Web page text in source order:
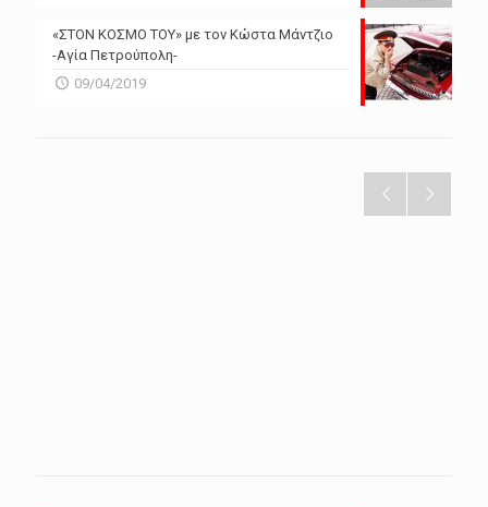
«ΣΤΟΝ ΚΟΣΜΟ ΤΟΥ» με τον Κώστα Μάντζιο
-Αγία Πετρούπολη-
09/04/2019